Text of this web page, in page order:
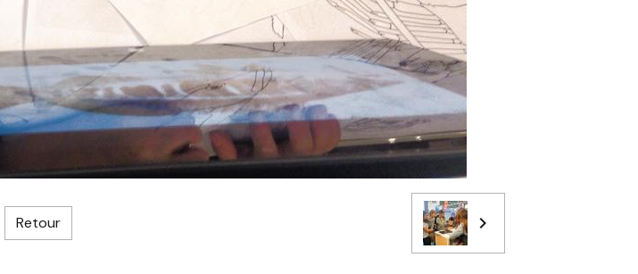
Retour